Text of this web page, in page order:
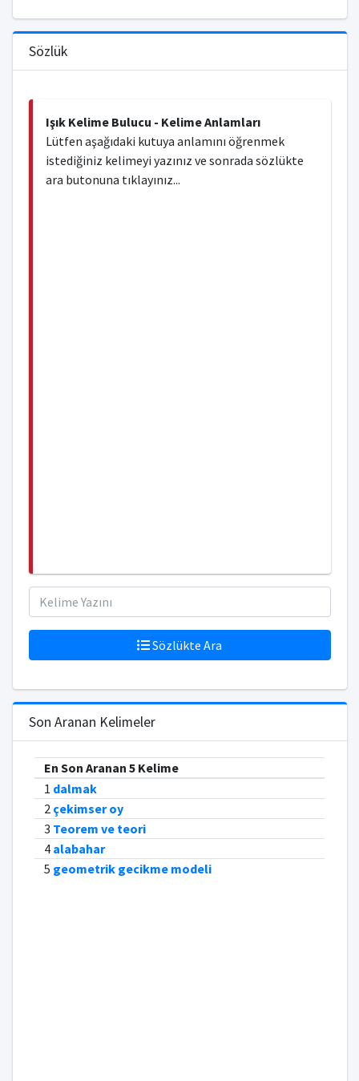
Sözlük
Işık Kelime Bulucu - Kelime Anlamları
Lütfen aşağıdaki kutuya anlamını öğrenmek
istediğiniz kelimeyi yazınız ve sonrada sözlükte
ara butonuna tıklayınız...
Sözlükte Ara
Son Aranan Kelimeler
En Son Aranan 5 Kelime
1 dalmak
2 çekimser oy
3 Teorem ve teori
4 alabahar
5 geometrik gecikme modeli